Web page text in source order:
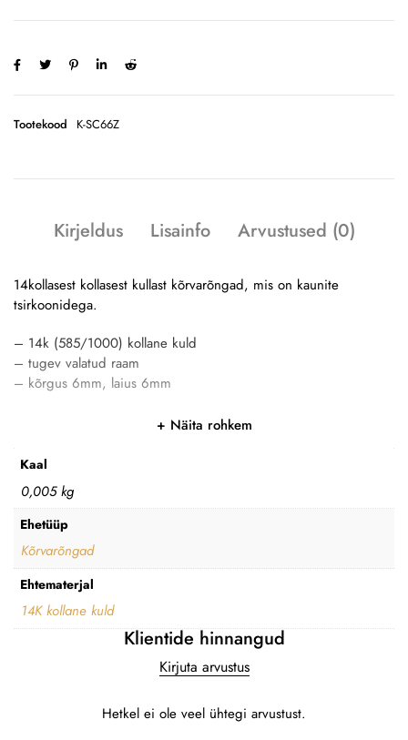
Tootekood K-SC66Z
Kirjeldus Lisainfo Arvustused (0)
14kollasest kollasest kullast kõrvarõngad, mis on kaunite
tsirkoonidega.
– 14k (585/1000) kollane kuld
– tugev valatud raam
– kõrgus 6mm, laius 6mm
Näita rohkem
Kaal
0,005 kg
Ehetüüp
Kõrvarõngad
Ehtematerjal
14K kollane kuld
Klientide hinnangud
Kirjuta arvustus
Hetkel ei ole veel ühtegi arvustust.